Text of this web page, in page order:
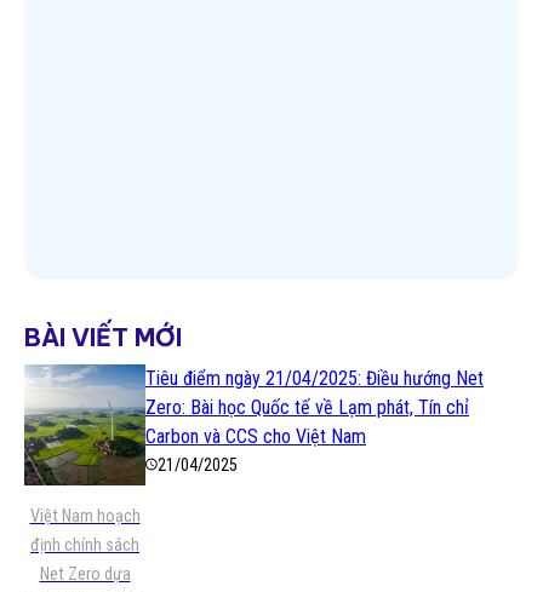
BÀI VIẾT MỚI
Việt Nam hoạch
định chính sách
Net Zero dựa
Tiêu điểm ngày 21/04/2025: Điều hướng Net
Zero: Bài học Quốc tế về Lạm phát, Tín chỉ
Carbon và CCS cho Việt Nam
21/04/2025